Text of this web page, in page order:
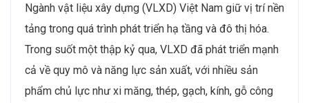
Ngành vật liệu xây dựng (VLXD) Việt Nam giữ vị trí nền
tảng trong quá trình phát triển hạ tầng và đô thị hóa.
Trong suốt một thập kỷ qua, VLXD đã phát triển mạnh
cả về quy mô và năng lực sản xuất, với nhiều sản
phẩm chủ lực như xi măng, thép, gạch, kính, gỗ công